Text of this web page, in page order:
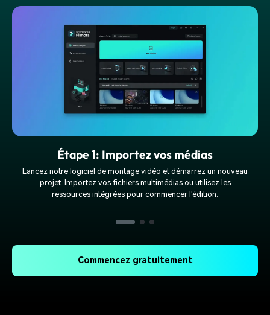
Étape 1: Importez vos médias
Lancez notre logiciel de montage vidéo et démarrez un nouveau
projet. Importez vos fichiers multimédias ou utilisez les
ressources intégrées pour commencer l'édition.
Commencez gratuitement